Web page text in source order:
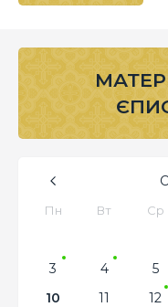
Пн Вт Ср
3
4 5
10
11 12